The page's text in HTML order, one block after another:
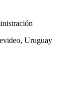
Uruguay